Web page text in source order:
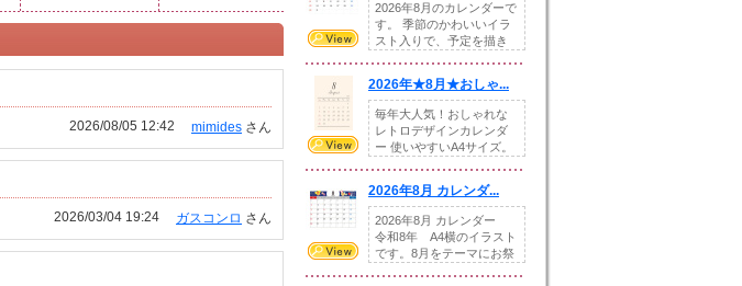
mimides さん
2026/08/05 12:42
ガスコンロ さん
2026/03/04 19:24
2026年8月のカレンダーで
す。 季節のかわいいイラ
スト入りで、予定を描き
2026年★8月★おしゃ...
毎年大人気！おしゃれな
レトロデザインカレンダ
ー 使いやすいA4サイズ。
2026年8月 カレンダ...
2026年8月 カレンダー
令和8年 A4横のイラスト
です。8月をテーマにお祭